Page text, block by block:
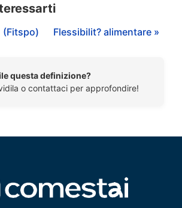
(Fitspo) Flessibilit? alimentare »
questa definizione?
o contattaci per approfondire!